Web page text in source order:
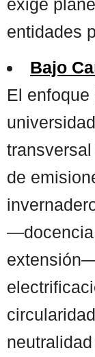
exige
entidades
Bajo
El
de